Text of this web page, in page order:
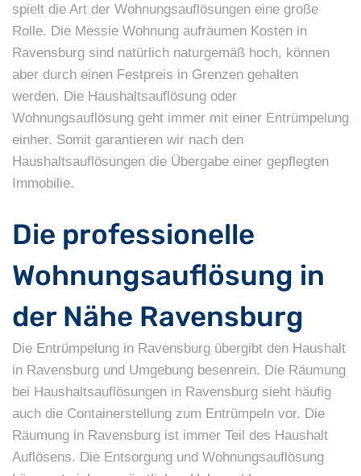
spielt die Art der Wohnungsauflösungen eine große
Rolle. Die Messie Wohnung aufräumen Kosten in
Ravensburg sind natürlich naturgemäß hoch, können
aber durch einen Festpreis in Grenzen gehalten
werden. Die Haushaltsauflösung oder
Wohnungsauflösung geht immer mit einer Entrümpelung
einher. Somit garantieren wir nach den
Haushaltsauflösungen die Übergabe einer gepflegten
Immobilie.
Die professionelle
Wohnungsauflösung in
der Nähe Ravensburg
Die Entrümpelung in Ravensburg übergibt den Haushalt
in Ravensburg und Umgebung besenrein. Die Räumung
bei Haushaltsauflösungen in Ravensburg sieht häufig
auch die Containerstellung zum Entrümpeln vor. Die
Räumung in Ravensburg ist immer Teil des Haushalt
Auflösens. Die Entsorgung und Wohnungsauflösung